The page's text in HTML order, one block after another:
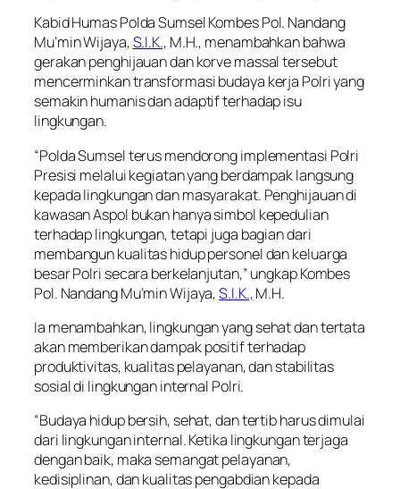
Kabid Humas Polda Sumsel Kombes Pol. Nandang
Mu’min Wijaya,S.I.K., M.H., menambahkan bahwa
gerakan penghijauan dan korve massal tersebut
mencerminkan transformasi budaya kerja Polri yang
semakin humanis dan adaptif terhadap isu
lingkungan.
“Polda Sumsel terus mendorong implementasi Polri
Presisi melalui kegiatan yang berdampak langsung
kepada lingkungan dan masyarakat. Penghijauan di
kawasan Aspol bukan hanya simbol kepedulian
terhadap lingkungan, tetapi juga bagian dari
membangun kualitas hidup personel dan keluarga
besar Polri secara berkelanjutan,” ungkap Kombes
Pol. Nandang Mu’min Wijaya,S.I.K.,M.H.
Ia menambahkan, lingkungan yang sehat dan tertata
akan memberikan dampak positif terhadap
produktivitas, kualitas pelayanan, dan stabilitas
sosial di lingkungan internal Polri.
“Budaya hidup bersih, sehat, dan tertib harus dimulai
dari lingkungan internal. Ketika lingkungan terjaga
dengan baik, maka semangat pelayanan,
kedisiplinan, dan kualitas pengabdian kepada